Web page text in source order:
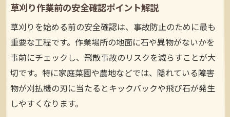
危険予知に基づく草刈り安全ポイント
草刈り危険予知で事故の芽を摘む実践法
危険箇所を見抜く草刈り時の観察ポイント
草刈りKYシートで安全意識を高める方法
草刈り現場の安全チェックリスト作成法
障害物除去と作業順序で安全性が変わる
草刈り作業前の安全確認ポイント解説
草刈りを始める前の安全確認は、事故防止のために最も
重要な工程です。作業場所の地面に石や異物がないかを
事前にチェックし、飛散事故のリスクを減らすことが大
切です。特に家庭菜園や農地などでは、隠れている障害
物が刈払機の刃に当たるとキックバックや飛び石が発生
しやすくなります。